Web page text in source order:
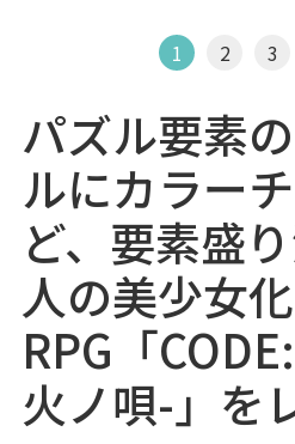
1 2 3
パズル要素
ルにカラー
ど、要素盛
人の美少女化
RPG「
火ノ唄-」を